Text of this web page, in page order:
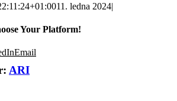
11. ledna 2024|
Your Platform!
Email
ARI